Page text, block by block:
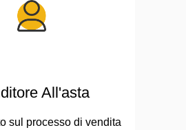
All'asta
sul processo di vendita